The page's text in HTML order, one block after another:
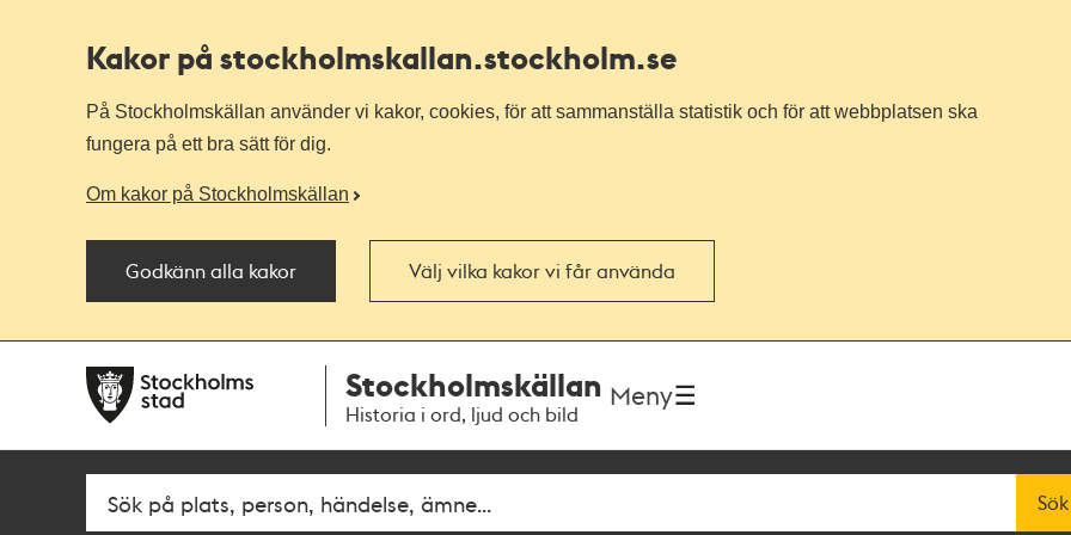
Kakor på stockholmskallan.stockholm.se
På Stockholmskällan använder vi kakor, cookies, för att sammanställa statistik och för att webbplatsen ska
fungera på ett bra sätt för dig.
Om kakor på Stockholmskällan
Godkänn alla kakor Välj vilka kakor vi får använda
navigationen
huvudinnehållet
Stockholmskällan
Historia i ord, ljud och bild
Meny
Fritextsök Sök